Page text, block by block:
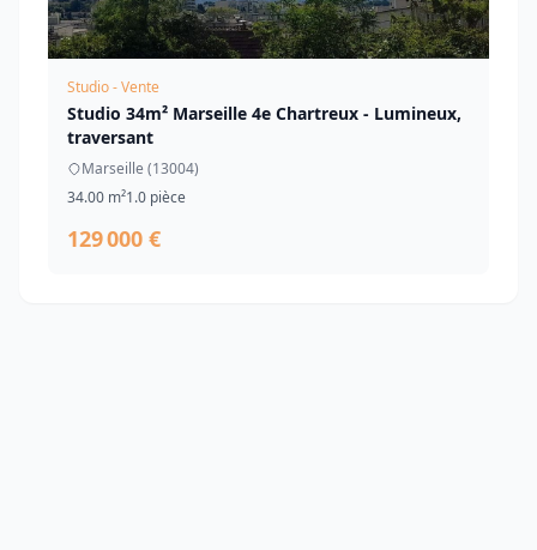
Studio - Vente
Studio 34m² Marseille 4e Chartreux - Lumineux,
traversant
Marseille (13004)
34.00 m²1.0 pièce
129 000 €